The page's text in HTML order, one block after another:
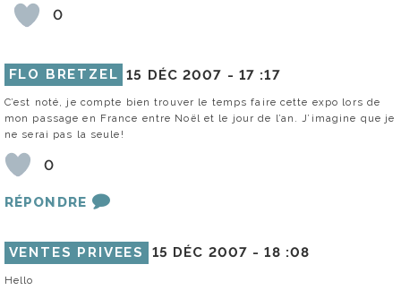
0
FLO BRETZEL 15 DÉC 2007 - 17 :17
C’est noté, je compte bien trouver le temps faire cette expo lors de
mon passage en France entre Noël et le jour de l’an. J’imagine que je
ne serai pas la seule!
0
RÉPONDRE
VENTES PRIVEES 15 DÉC 2007 -18 :08
Hello